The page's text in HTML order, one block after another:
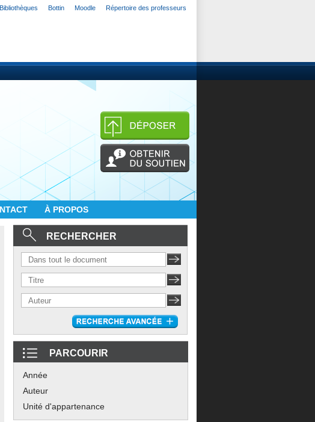
Bibliothèques Bottin Moodle Répertoire des professeurs
À PROPOS
RECHERCHER
PARCOURIR
Année
Auteur
Unité d'appartenance